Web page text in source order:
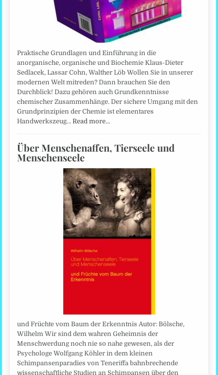
Praktische Grundlagen und Einführung in die
anorganische, organische und Biochemie Klaus-Dieter
Sedlacek, Lassar Cohn, Walther Löb Wollen Sie in unserer
modernen Welt mitreden? Dann brauchen Sie den
Durchblick! Dazu gehören auch Grundkenntnisse
chemischer Zusammenhänge. Der sichere Umgang mit den
Grundprinzipien der Chemie ist elementares
Handwerkszeug…Read more…
Über Menschenaffen, Tierseele und
Menschenseele
und Früchte vom Baum der Erkenntnis Autor: Bölsche,
Wilhelm Wir sind dem wahren Geheimnis der
Menschwerdung noch nie so nahe gewesen, als der
Psychologe Wolfgang Köhler in dem kleinen
Schimpansenparadies von Teneriffa bahnbrechende
wissenschaftliche Studien an Schimpansen über den